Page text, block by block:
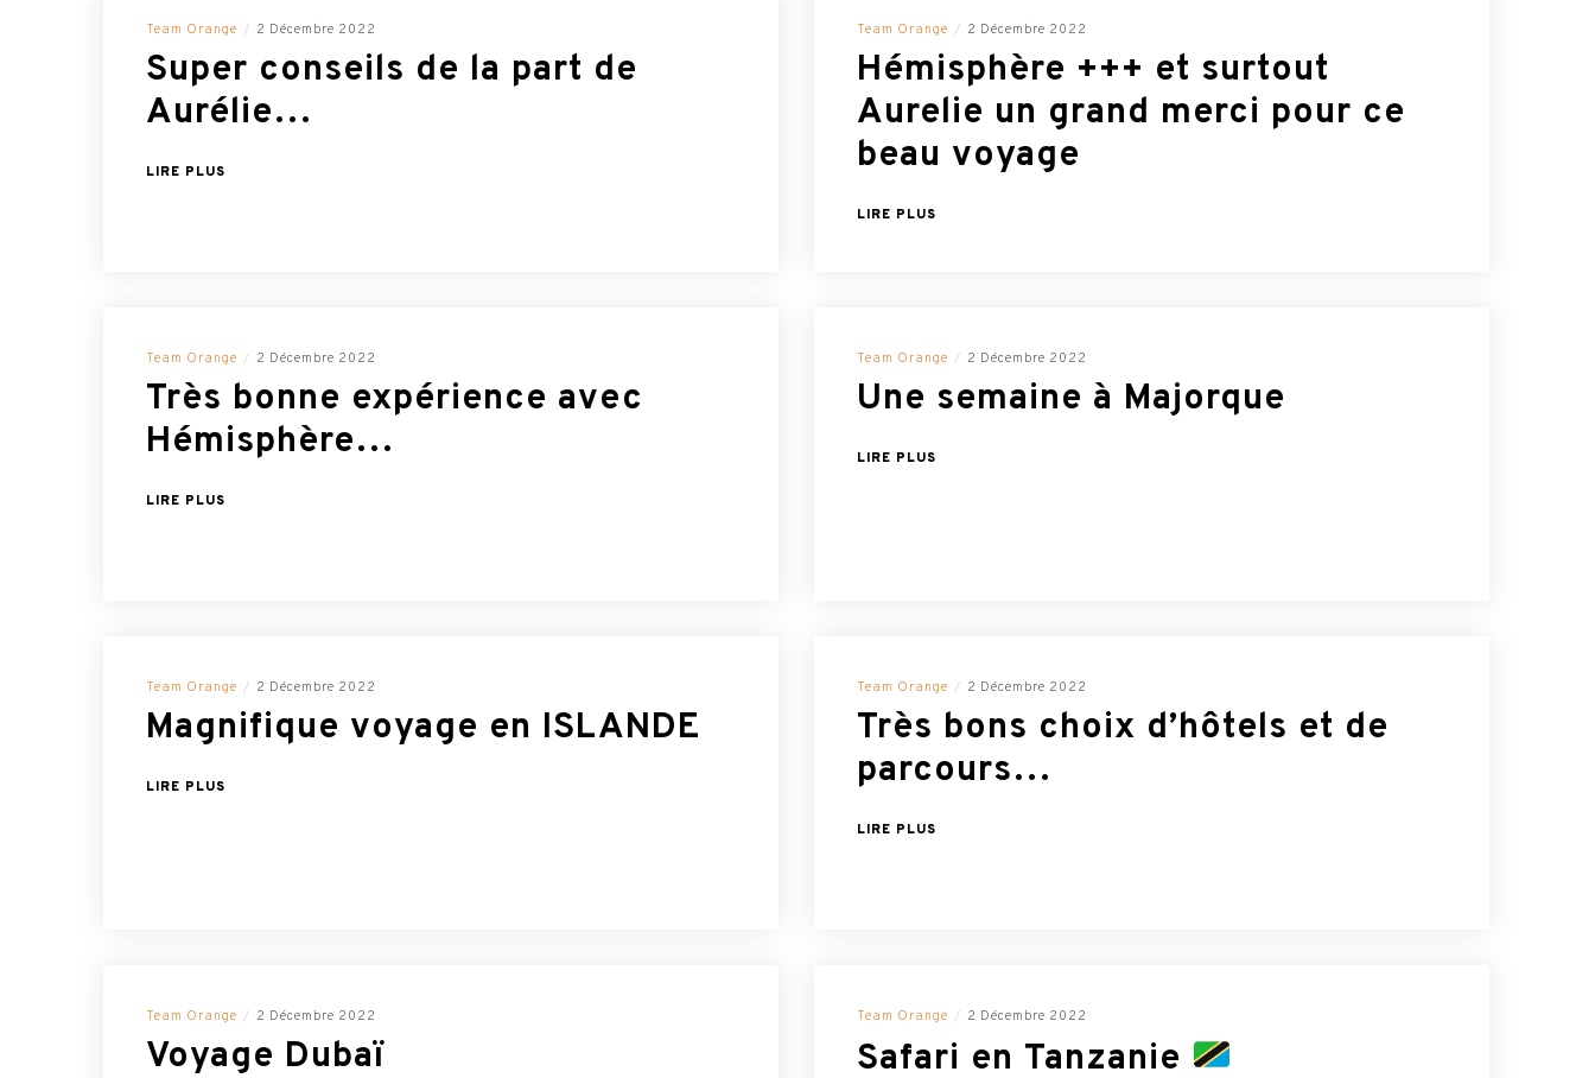
Team Orange 2 Décembre 2022
Super conseils de la part de
Aurélie…
LIRE PLUS
Team Orange 2 Décembre 2022
Hémisphère +++ et surtout
Aurelie un grand merci pour ce
beau voyage
LIRE PLUS
Team Orange 2 Décembre 2022
Très bonne expérience avec
Hémisphère…
LIRE PLUS
Team Orange 2 Décembre 2022
Une semaine à Majorque
LIRE PLUS
Team Orange 2 Décembre 2022
Magnifique voyage en ISLANDE
LIRE PLUS
Team Orange 2 Décembre 2022
Très bons choix d’hôtels et de
parcours…
LIRE PLUS
Team Orange 2 Décembre 2022
Voyage Dubaï
Team Orange 2 Décembre 2022
Safari en Tanzanie